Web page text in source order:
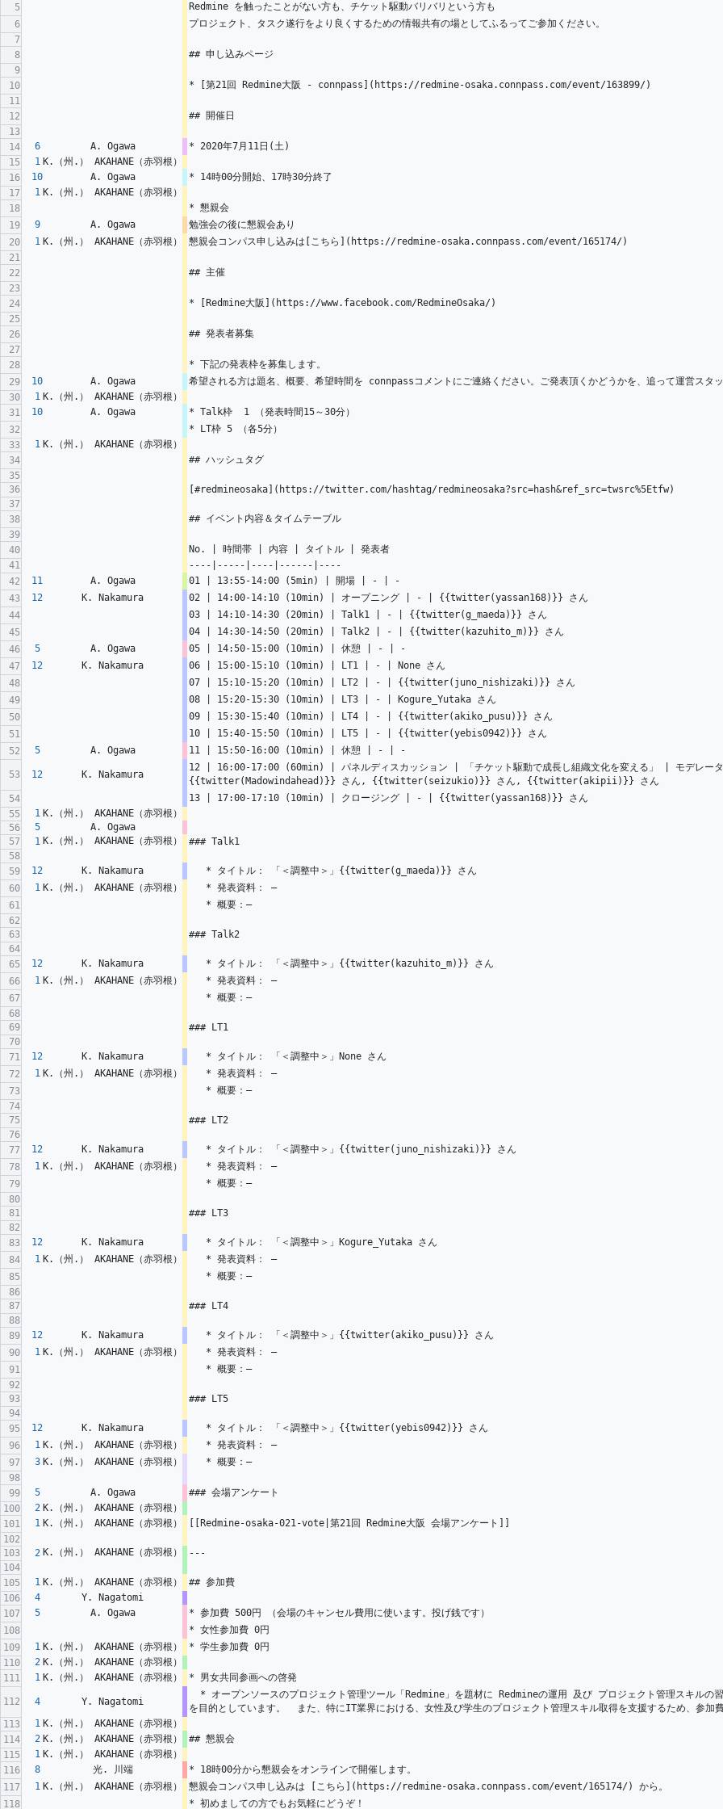
5
Redmine を触ったことがない方も、チケット駆動バリバリという方も
6
プロジェクト、タスク遂行をより良くするための情報共有の場としてふるってご参加ください。
7
8
## 申し込みページ
9
10
* [第21回 Redmine大阪 - connpass](https://redmine-osaka.connpass.com/event/163899/)
11
12
## 開催日
13
14
6 A. Ogawa
* 2020年7月11日(土)
15
1 K.（州.） AKAHANE（赤羽根）
16
10 A. Ogawa
* 14時00分開始、17時30分終了
17
1 K.（州.） AKAHANE（赤羽根）
18
* 懇親会
19
9 A. Ogawa
勉強会の後に懇親会あり
20
1 K.（州.） AKAHANE（赤羽根）
懇親会コンパス申し込みは[こちら](https://redmine-osaka.connpass.com/event/165174/)
21
22
## 主催
23
24
* [Redmine大阪](https://www.facebook.com/RedmineOsaka/)
25
26
## 発表者募集
27
28
* 下記の発表枠を募集します。
29
10 A. Ogawa
希望される方は題名、概要、希望時間を connpassコメントにご連絡ください。ご発表頂くかどうかを、追って運営スタッ
30
1 K.（州.） AKAHANE（赤羽根）
31
10 A. Ogawa
* Talk枠  1 （発表時間15～30分）
32
* LT枠 5 （各5分）
33
1 K.（州.） AKAHANE（赤羽根）
34
## ハッシュタグ
35
36
[#redmineosaka](https://twitter.com/hashtag/redmineosaka?src=hash&ref_src=twsrc%5Etfw)
37
38
## イベント内容＆タイムテーブル
39
40
No. | 時間帯 | 内容 | タイトル | 発表者
41
----|-----|----|------|----
42
11 A. Ogawa
01 | 13:55-14:00 (5min) | 開場 | - | -
43
12 K. Nakamura
02 | 14:00-14:10 (10min) | オープニング | - | {{twitter(yassan168)}} さん
44
03 | 14:10-14:30 (20min) | Talk1 | - | {{twitter(g_maeda)}} さん
45
04 | 14:30-14:50 (20min) | Talk2 | - | {{twitter(kazuhito_m)}} さん
46
5 A. Ogawa
05 | 14:50-15:00 (10min) | 休憩 | - | -
47
12 K. Nakamura
06 | 15:00-15:10 (10min) | LT1 | - | None さん
48
07 | 15:10-15:20 (10min) | LT2 | - | {{twitter(juno_nishizaki)}} さん
49
08 | 15:20-15:30 (10min) | LT3 | - | Kogure_Yutaka さん
50
09 | 15:30-15:40 (10min) | LT4 | - | {{twitter(akiko_pusu)}} さん
51
10 | 15:40-15:50 (10min) | LT5 | - | {{twitter(yebis0942)}} さん
52
5 A. Ogawa 11 | 15:50-16:00 (10min) | 休憩 | - | -
53 12 K. Nakamura
12 | 16:00-17:00 (60min) | パネルディスカッション | 「チケット駆動で成長し組織文化を変える」 | モデレ
{{twitter(Madowindahead)}} さん, {{twitter(seizukio)}} さん, {{twitter(akipii)}} さん
54
13 | 17:00-17:10 (10min) | クロージング | - | {{twitter(yassan168)}} さん
55
1 K.（州.） AKAHANE（赤羽根）
56
5
A. Ogawa
57
1 K.（州.） AKAHANE（赤羽根）
### Talk1
58
59
12 K. Nakamura
   * タイトル： 「＜調整中＞」{{twitter(g_maeda)}} さん
60
1 K.（州.） AKAHANE（赤羽根）
   * 発表資料： ―
61
   * 概要：―
62
63
### Talk2
64
65
12 K. Nakamura
   * タイトル： 「＜調整中＞」{{twitter(kazuhito_m)}} さん
66
1 K.（州.） AKAHANE（赤羽根）
   * 発表資料： ―
67
   * 概要：―
68
69
### LT1
70
71
12 K. Nakamura
   * タイトル： 「＜調整中＞」None さん
72
1 K.（州.） AKAHANE（赤羽根）
   * 発表資料： ―
73
   * 概要：―
74
75
### LT2
76
77
12 K. Nakamura
   * タイトル： 「＜調整中＞」{{twitter(juno_nishizaki)}} さん
78
1 K.（州.） AKAHANE（赤羽根）
   * 発表資料： ―
79
   * 概要：―
80
81
### LT3
82
83
12 K. Nakamura
   * タイトル： 「＜調整中＞」Kogure_Yutaka さん
84
1 K.（州.） AKAHANE（赤羽根）
   * 発表資料： ―
85
   * 概要：―
86
87
### LT4
88
89
12 K. Nakamura
   * タイトル： 「＜調整中＞」{{twitter(akiko_pusu)}} さん
90
1 K.（州.） AKAHANE（赤羽根）
   * 発表資料： ―
91
   * 概要：―
92
93
### LT5
94
95
12 K. Nakamura
   * タイトル： 「＜調整中＞」{{twitter(yebis0942)}} さん
96
1 K.（州.） AKAHANE（赤羽根）
   * 発表資料： ―
97
3 K.（州.） AKAHANE（赤羽根）
   * 概要：―
98
99
5 A. Ogawa
### 会場アンケート
100
2 K.（州.） AKAHANE（赤羽根）
101
1 K.（州.） AKAHANE（赤羽根）
[[Redmine-osaka-021-vote|第21回 Redmine大阪 会場アンケート]]
102
103
2 K.（州.） AKAHANE（赤羽根）
---
104
105
1 K.（州.） AKAHANE（赤羽根）
## 参加費
106
4
Y. Nagatomi
107
5 A. Ogawa
* 参加費 500円 （会場のキャンセル費用に使います。投げ銭です）
108
* 女性参加費 0円
109
1 K.（州.） AKAHANE（赤羽根）
* 学生参加費 0円
110
2 K.（州.） AKAHANE（赤羽根）
111
1 K.（州.） AKAHANE（赤羽根） * 男女共同参画への啓発
112 4 Y. Nagatomi
を目的としています。  また、特にIT業界における、女性及び学生のプロジェクト管理スキル取得を支援するため、参加費
113
1 K.（州.） AKAHANE（赤羽根）
114
2 K.（州.） AKAHANE（赤羽根）
## 懇親会
115
1 K.（州.） AKAHANE（赤羽根）
116
8 光. 川端
* 18時00分から懇親会をオンラインで開催します。
117
1 K.（州.） AKAHANE（赤羽根）
懇親会コンパス申し込みは [こちら](https://redmine-osaka.connpass.com/event/165174/) から。
118
* 初めましての方でもお気軽にどうぞ！